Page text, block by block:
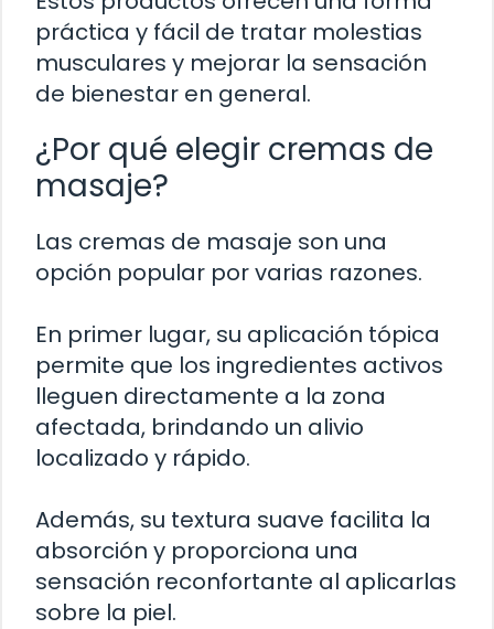
práctica y fácil de tratar molestias
musculares y mejorar la sensación
de bienestar en general.
¿Por qué elegir cremas de
masaje?
Las cremas de masaje son una
opción popular por varias razones.
En primer lugar, su aplicación tópica
permite que los ingredientes activos
lleguen directamente a la zona
afectada, brindando un alivio
localizado y rápido.
Además, su textura suave facilita la
absorción y proporciona una
sensación reconfortante al aplicarlas
sobre la piel.